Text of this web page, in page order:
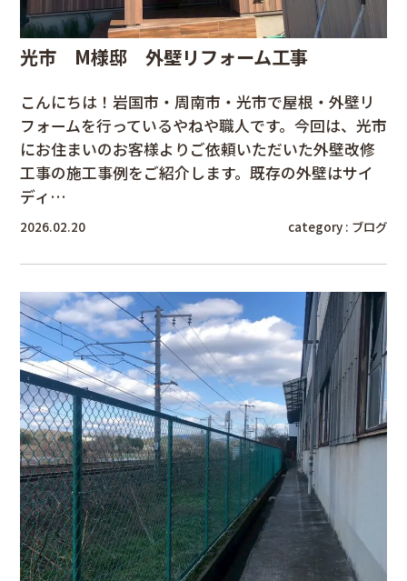
光市 M様邸 外壁リフォーム工事
こんにちは！岩国市・周南市・光市で屋根・外壁リ
フォームを行っているやねや職人です。今回は、光市
にお住まいのお客様よりご依頼いただいた外壁改修
工事の施工事例をご紹介します。既存の外壁はサイ
ディ…
2026.02.20 category : ブログ